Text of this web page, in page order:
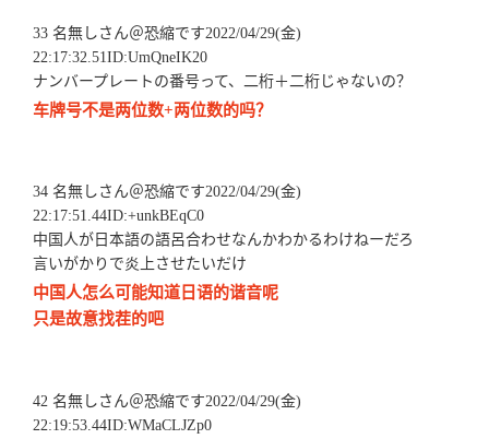
33 名無しさん＠恐縮です2022/04/29(金)
22:17:32.51ID:UmQneIK20
ナンバープレートの番号って、二桁＋二桁じゃないの？
车牌号不是两位数+两位数的吗？
34 名無しさん＠恐縮です2022/04/29(金)
22:17:51.44ID:+unkBEqC0
中国人が日本語の語呂合わせなんかわかるわけねーだろ
言いがかりで炎上させたいだけ
中国人怎么可能知道日语的谐音呢
只是故意找茬的吧
42 名無しさん＠恐縮です2022/04/29(金)
22:19:53.44ID:WMaCLJZp0